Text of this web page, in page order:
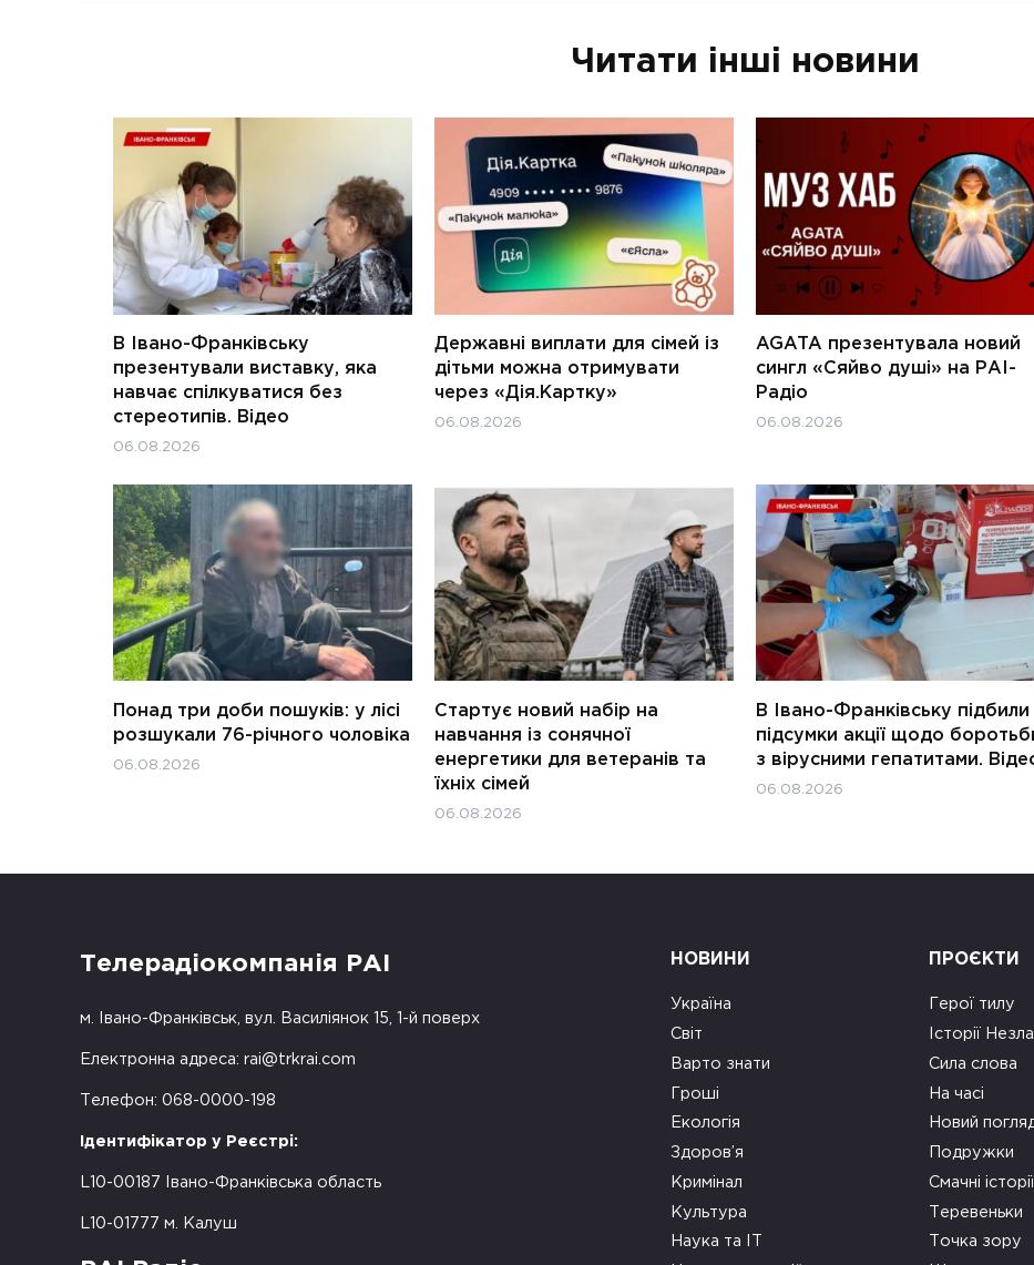
Читати інші новини
В Івано-Франківську
презентували виставку, яка
навчає спілкуватися без
стереотипів. Відео
06.08.2026
Державні виплати для сімей із
дітьми можна отримувати
через «Дія.Картку»
06.08.2026
AGATA презентувала новий
сингл «Сяйво душі» на РАІ-
Радіо
06.08.2026
Понад три доби пошуків: у лісі
розшукали 76-річного чоловіка
06.08.2026
Стартує новий набір на
навчання із сонячної
енергетики для ветеранів та
їхніх сімей
06.08.2026
В Івано-Франківську підбили
підсумки акції щодо
з вірусними гепатитами.
06.08.2026
Телерадіокомпанія РАІ
м. Івано-Франківськ, вул. Василіянок 15, 1-й поверх
Електронна адреса: rai@trkrai.com
Телефон: 068-0000-198
Ідентифікатор у Реєстрі:
L10-00187 Івано-Франківська область
L10-01777 м. Калуш
НОВИНИ
Україна
Світ
Варто знати
Гроші
Екологія
Здоров’я
Кримінал
Культура
Наука та ІТ
ПРОЄКТИ
Герої тилу
Історії
Сила слова
На часі
Новий
Подружки
Смачні історії
Теревеньки
Точка зору